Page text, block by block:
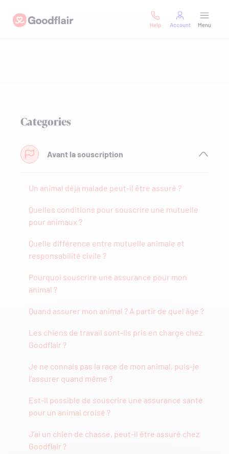
content
Goodflair
Help Account Menu
Categories
Avant la souscription
Un animal déjà malade peut-il être assuré ?
Quelles conditions pour souscrire une mutuelle
pour animaux ?
Quelle différence entre mutuelle animale et
responsabilité civile ?
Pourquoi souscrire une assurance pour mon
animal ?
Quand assurer mon animal ? A partir de quel âge ?
Les chiens de travail sont-ils pris en charge chez
Goodflair ?
Je ne connais pas la race de mon animal, puis-je
l’assurer quand même ?
Est-il possible de souscrire une assurance santé
pour un animal croisé ?
J’ai un chien de chasse, peut-il être assuré chez
Goodflair ?